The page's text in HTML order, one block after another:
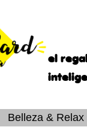
el
Belleza & Relax